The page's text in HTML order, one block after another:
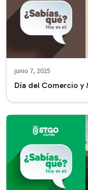
junio 7, 2025
Día del Comercio y